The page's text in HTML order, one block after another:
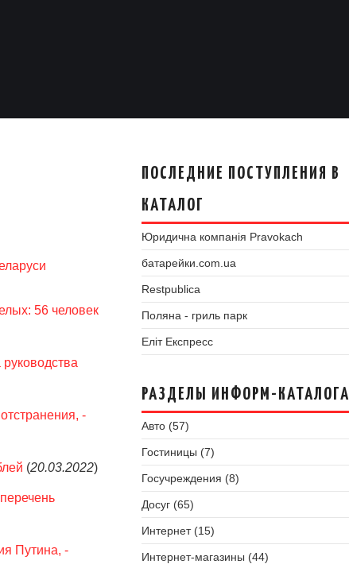
56 человек
-
(20.03.2022)
Путина, -
ПОСЛЕДНИЕ ПОСТУПЛЕНИЯ В
КАТАЛОГ
Юридична компанія Pravokach
батарейки.com.ua
Restpublica
Поляна - гриль парк
Еліт Експресс
РАЗДЕЛЫ ИНФОРМ-КАТАЛОГА
Авто (57)
Гостиницы (7)
Госучреждения (8)
Досуг (65)
Интернет (15)
Интернет-магазины (44)